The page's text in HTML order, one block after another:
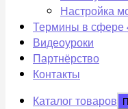
Настройка
Термины в сфере
Видеоуроки
Партнёрство
Контакты
Каталог товаров